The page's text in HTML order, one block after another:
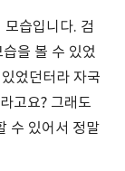
습입니다. 검
을 볼 수 있었
었던터라 자국
고요? 그래도
수 있어서 정말